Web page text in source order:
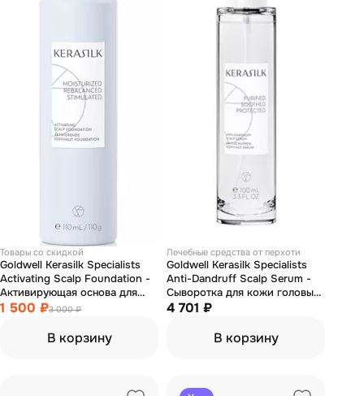
Товары со скидкой
Goldwell Kerasilk Specialists
Activating Scalp Foundation -
Активирующая основа для
кожи головы 110 мл
1 500 ₽3 000 ₽
В корзину
Лечебные средства от перхоти
Goldwell Kerasilk Specialists
Anti-Dandruff Scalp Serum -
Сыворотка для кожи головы
против перхоти 100 мл
4 701 ₽
В корзину